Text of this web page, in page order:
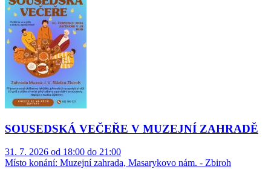
SOUSEDSKÁ VEČEŘE V MUZEJNÍ ZAHRADĚ
31. 7. 2026 od 18:00 do 21:00
Místo konání: Muzejní zahrada, Masarykovo nám. - Zbiroh